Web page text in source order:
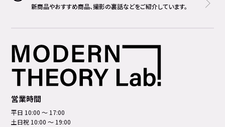
新商品やおすすめ商品、撮影の裏話などをご紹介しています。
営業時間
平日 10:00 ～ 17:00
土日祝 10:00 ～ 19:00